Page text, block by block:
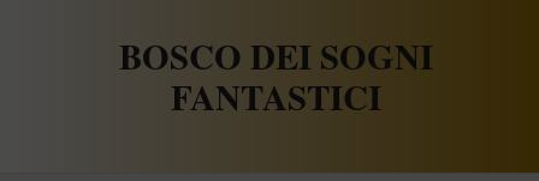
BOSCO DEI SOGNI
FANTASTICI